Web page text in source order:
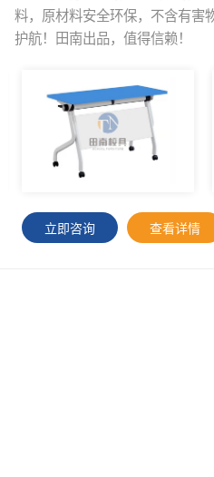
料，原材料安全环保，不含有害
护航！田南出品，值得信赖！
立即咨询 查看详情